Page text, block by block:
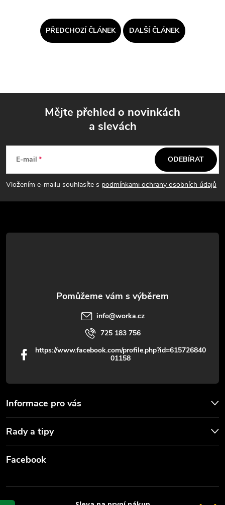
PŘEDCHOZÍ ČLÁNEK DALŠÍ ČLÁNEK
p
t
Mějte přehled o novinkách
a slevách
E-mail
Vložením e-mailu souhlasíte s podmínkami ochrany osobních údajů
ODEBÍRAT
Informace pro vás
Rady a tipy
info@worka.cz
725 183 756
https://www.facebook.com/profile.php?id=615726840
01158
Facebook